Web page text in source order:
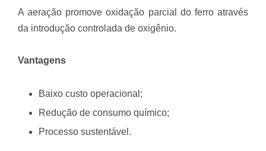
A aeração promove oxidação parcial do ferro através
da introdução controlada de oxigênio.
Vantagens
Baixo custo operacional;
Redução de consumo químico;
Processo sustentável.